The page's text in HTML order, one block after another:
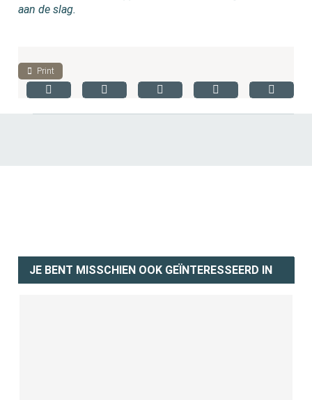
aan de slag.
Print
JE BENT MISSCHIEN OOK GEÏNTERESSEERD IN